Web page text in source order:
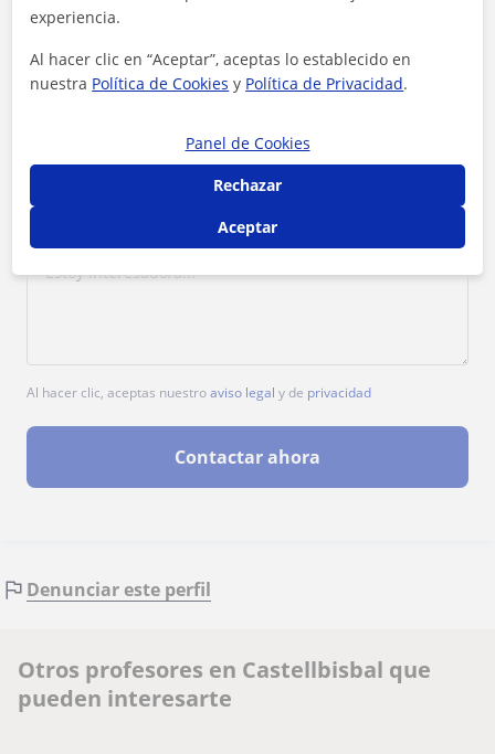
1ª clase gratis
Al hacer clic, aceptas nuestroaviso legal y de privacidad
Contactar ahora
Denunciar este perfil
Otros profesores en Castellbisbal que
pueden interesarte
experiencia.
Al hacer clic en “Aceptar”, aceptas lo establecido en
nuestra Política de Cookies y Política de Privacidad.
Panel de Cookies
Rechazar
Aceptar